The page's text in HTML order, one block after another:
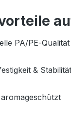
PA/PE‑Qualität
& Stabilität